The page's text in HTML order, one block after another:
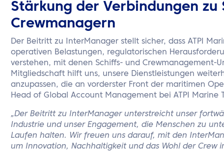
Stärkung der Verbindungen zu
Crewmanagern
Der Beitritt zu InterManager stellt sicher, dass ATPI
operativen Belastungen, regulatorischen
verstehen, mit denen Schiffs- und Crewmanagement-
Mitgliedschaft hilft uns, unsere Dienstleistungen
anzupassen, die an vorderster Front der maritimen
Head of Global Account Management bei ATPI Marine
„Der Beitritt zu InterManager unterstreicht unser
Industrie und unser Engagement, die Menschen zu
Laufen halten. Wir freuen uns darauf, mit den
um Innovation, Nachhaltigkeit und das Wohl der Crew